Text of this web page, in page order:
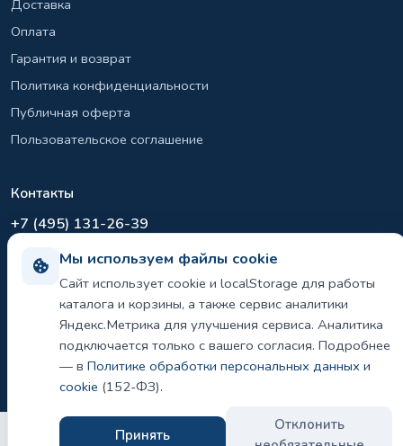
Мы используем файлы cookie
Сайт использует cookie и localStorage для работы
каталога и корзины, а также сервис аналитики
Яндекс.Метрика для улучшения сервиса. Аналитика
подключается только с вашего согласия. Подробнее
— в Политике обработки персональных данных и
cookie (152-ФЗ).
Принять
Отклонить
Доставка
Оплата
Гарантия и возврат
Политика конфиденциальности
Публичная оферта
Пользовательское соглашение
Контакты
+7 (495) 131-26-39
info@el-sirius.ru
МО, г. Раменское, ул. Карла Маркса
Склад: Шереметьево, Московская область
2026 ООО «ЭЛ-СИРИУС». Все права защищены.
Политика конфиденциальности и использования cookie